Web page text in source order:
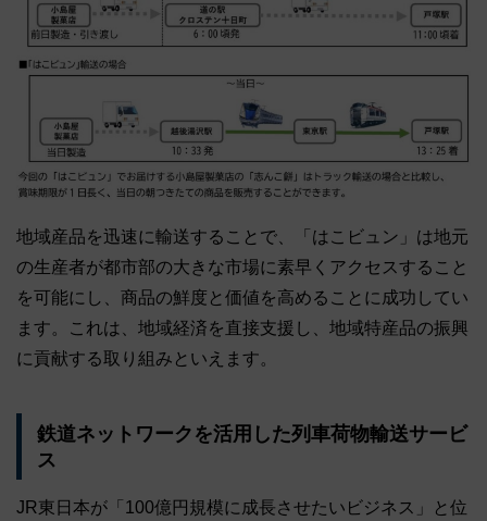
地域産品を迅速に輸送することで、「はこビュン」は地元
の生産者が都市部の大きな市場に素早くアクセスすること
を可能にし、商品の鮮度と価値を高めることに成功してい
ます。これは、地域経済を直接支援し、地域特産品の振興
に貢献する取り組みといえます。
鉄道ネットワークを活用した列車荷物輸送サービ
ス
JR東日本が「100億円規模に成長させたいビジネス」と位